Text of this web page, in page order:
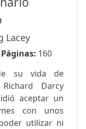
Lacey
160
su vida de
Darcy
aceptar un
con unos
utilizar ni